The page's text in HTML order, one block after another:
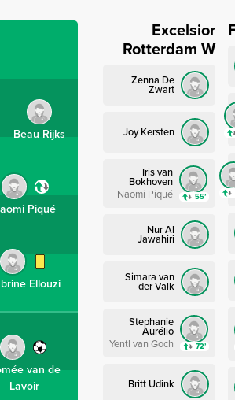
Beau Rijks
Piqué
Ellouzi
van de
Lavoir
Excelsior
Rotterdam W
Zenna De
Zwart
Joy Kersten
Iris van
Bokhoven
Naomi Piqué
55’
Nur Al
Jawahiri
Simara van
der Valk
Stephanie
Aurélio
Yentl van Goch
72’
Britt Udink